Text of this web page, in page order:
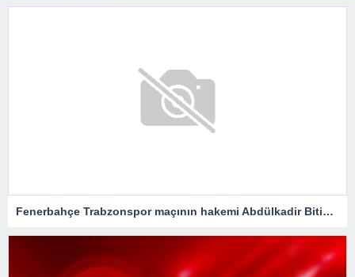
Fenerbahçe Trabzonspor maçının hakemi Abdülkadir Bitigen oldu!Spor Toto Süper Lig